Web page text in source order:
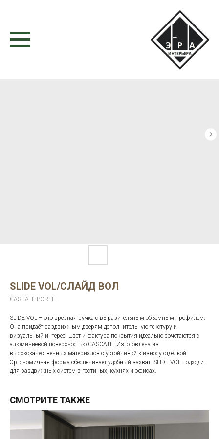
SLIDE VOL/СЛАЙД ВОЛ
CASCATE PORTE
SLIDE VOL – это врезная ручка с выразительным объёмным профилем.
Она придаёт раздвижным дверям дополнительную текстуру и
визуальный интерес. Цвет и фактура покрытия идеально сочетаются с
алюминиевой поверхностью CASCATE. Изготовлена из
высококачественных материалов с устойчивой к износу отделкой.
Эргономичная форма обеспечивает удобный захват. SLIDE VOL подходит
для раздвижных систем в гостиных, кухнях и офисах.
СМОТРИТЕ ТАКЖЕ